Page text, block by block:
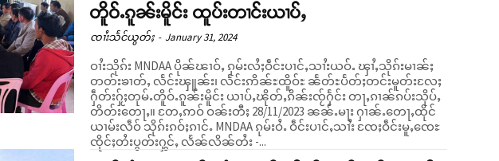
တိူဝ်ႉၵူၼ်းမိူင်း ထူပ်းတၢင်းယၢပ်ႇ
ၸၢႆးသႅင်ယွတ်ႈ - January 31, 2024
ဝၢႆးသိုၵ်း MNDAA ပိုၼ်ၽၢဝ်ႇ ၵုမ်းလႆႈဝဵင်းပၢင်ႇသၢႆးယဝ်ႉ ၾၢႆႇသိုၵ်းမၢၼ်ႈ
တတ်းၶၢတ်ႇ လႅင်းၾူၼ်း၊ လႅင်းဢိၼ်ႊထိူဝ်ႊ ၼႅတ်ႊပႅတ်ႈတင်းမူတ်းလႄႈ
ႁဵတ်းႁႂ်ႈတုမ်ႉတိူဝ်ႉၵူၼ်းမိူင်း ယၢပ်ႇၽိုတ်ႇၵိၼ်းၸႂ်ႁႅင်း တႃႇၵၢၼ်ၵပ်းသိုပ်ႇ
တိတ်းတေႃႇ။ တႄႇဢဝ် ဝၼ်းတီႈ 28/11/2023 ၼၼ်ႉမႃး ႁၢၼ်ႉတေႃႇထိုင်
ယၢမ်းလဵဝ် သိုၵ်းၵဝ်ႈၵၢင်ႉ MNDAA ၵုမ်းဝႆႉ ဝဵင်းပၢင်ႇသၢႆး ၸႄႈဝဵင်းမူႇၸေႊ
ၸိုင်ႈတႆးပွတ်းႁွင်ႇ လႅၼ်လိၼ်တႆး -...